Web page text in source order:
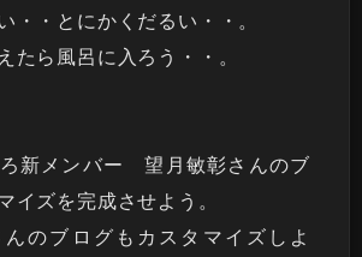
・・とにかくだるい・・。
たら風呂に入ろう・・。
新メンバー 望月敏彰さんのブ
イズを完成させよう。
のブログもカスタマイズしよ